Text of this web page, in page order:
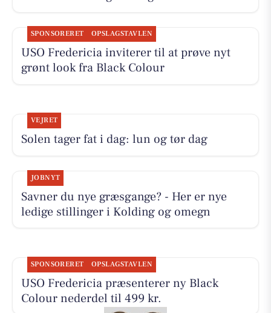
SPONSORERET OPSLAGSTAVLEN
USO Fredericia inviterer til at prøve nyt
grønt look fra Black Colour
VEJRET
Solen tager fat i dag: lun og tør dag
JOBNYT
Savner du nye græsgange? - Her er nye
ledige stillinger i Kolding og omegn
SPONSORERET OPSLAGSTAVLEN
USO Fredericia præsenterer ny Black
Colour nederdel til 499 kr.